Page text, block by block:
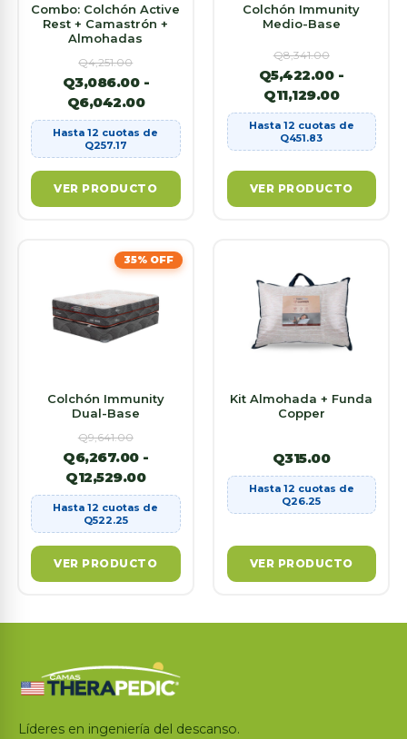
Combo: Colchón Active
Rest + Camastrón +
Almohadas
Q4,251.00
Q3,086.00 -
Q6,042.00
Hasta 12 cuotas de
Q257.17
VER PRODUCTO
Colchón Immunity
Medio-Base
Q8,341.00
Q5,422.00 -
Q11,129.00
Hasta 12 cuotas de
Q451.83
VER PRODUCTO
35% OFF
Colchón Immunity
Dual-Base
Q9,641.00
Q6,267.00 -
Q12,529.00
Hasta 12 cuotas de
Q522.25
VER PRODUCTO
Kit Almohada + Funda
Copper
Q315.00
Hasta 12 cuotas de
Q26.25
VER PRODUCTO
Líderes en ingeniería del descanso.